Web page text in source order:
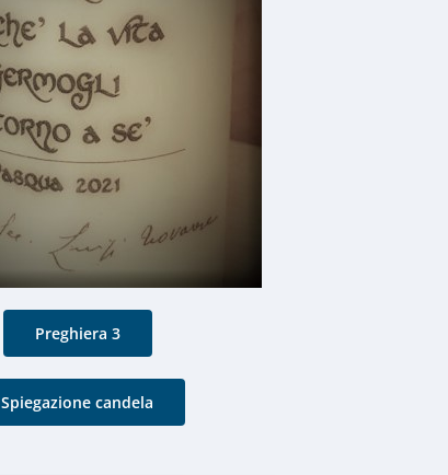
Preghiera 3
Spiegazione candela